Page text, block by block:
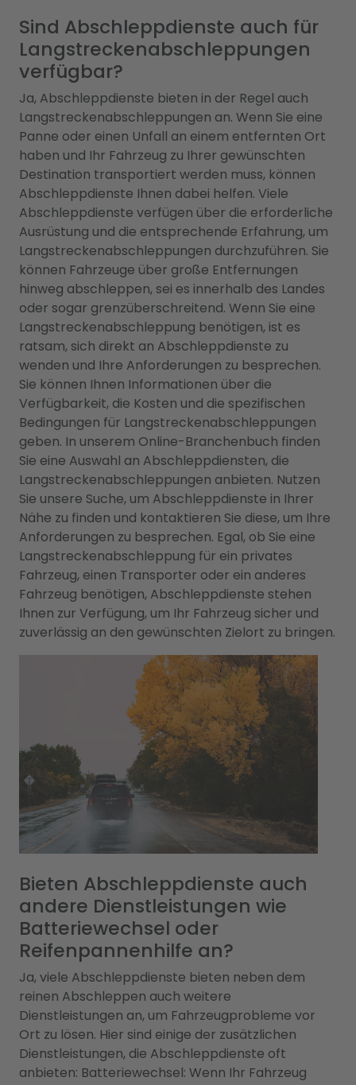
Sind Abschleppdienste auch für
Langstreckenabschleppungen
verfügbar?
Ja, Abschleppdienste bieten in der Regel auch
Langstreckenabschleppungen an. Wenn Sie eine
Panne oder einen Unfall an einem entfernten Ort
haben und Ihr Fahrzeug zu Ihrer gewünschten
Destination transportiert werden muss, können
Abschleppdienste Ihnen dabei helfen. Viele
Abschleppdienste verfügen über die erforderliche
Ausrüstung und die entsprechende Erfahrung, um
Langstreckenabschleppungen durchzuführen. Sie
können Fahrzeuge über große Entfernungen
hinweg abschleppen, sei es innerhalb des Landes
oder sogar grenzüberschreitend. Wenn Sie eine
Langstreckenabschleppung benötigen, ist es
ratsam, sich direkt an Abschleppdienste zu
wenden und Ihre Anforderungen zu besprechen.
Sie können Ihnen Informationen über die
Verfügbarkeit, die Kosten und die spezifischen
Bedingungen für Langstreckenabschleppungen
geben. In unserem Online-Branchenbuch finden
Sie eine Auswahl an Abschleppdiensten, die
Langstreckenabschleppungen anbieten. Nutzen
Sie unsere Suche, um Abschleppdienste in Ihrer
Nähe zu finden und kontaktieren Sie diese, um Ihre
Anforderungen zu besprechen. Egal, ob Sie eine
Langstreckenabschleppung für ein privates
Fahrzeug, einen Transporter oder ein anderes
Fahrzeug benötigen, Abschleppdienste stehen
Ihnen zur Verfügung, um Ihr Fahrzeug sicher und
zuverlässig an den gewünschten Zielort zu bringen.
Bieten Abschleppdienste auch
andere Dienstleistungen wie
Batteriewechsel oder
Reifenpannenhilfe an?
Ja, viele Abschleppdienste bieten neben dem
reinen Abschleppen auch weitere
Dienstleistungen an, um Fahrzeugprobleme vor
Ort zu lösen. Hier sind einige der zusätzlichen
Dienstleistungen, die Abschleppdienste oft
anbieten: Batteriewechsel: Wenn Ihr Fahrzeug